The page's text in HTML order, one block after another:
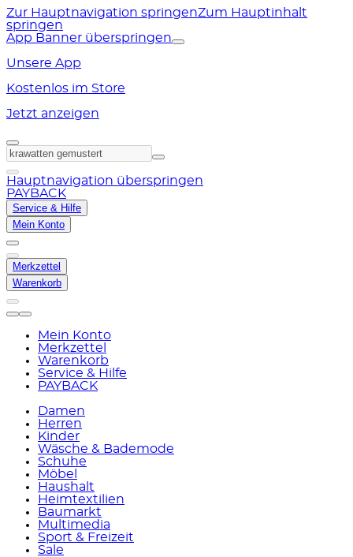
Zur Hauptnavigation springenZum Hauptinhalt
springen
App Banner überspringen
Unsere App
Kostenlos im Store
Jetzt anzeigen
Hauptnavigation überspringen
PAYBACK
Service & Hilfe
Mein Konto
Merkzettel
Warenkorb
Mein Konto
Merkzettel
Warenkorb
Service & Hilfe
PAYBACK
Damen
Herren
Kinder
Wäsche & Bademode
Schuhe
Möbel
Haushalt
Heimtextilien
Baumarkt
Multimedia
Sport & Freizeit
Sale